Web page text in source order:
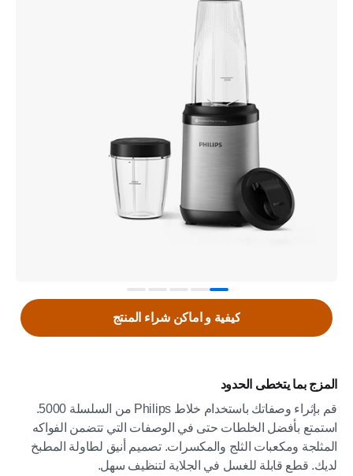
المزج بما يتخطى الحدود
قم بإثراء وصفاتك باستخدام خلاط Philips من السلسلة 5000.
استمتع بأفضل الخلطات حتى في الوصفات التي تتضمن الفواكه
المثلجة ومكعبات الثلج والمكسرات. تصميم أنيق لطاولة المطبخ
لديك. قطع قابلة للغسل في الجلاية لتنظيف سهل.
كيفية و اماكن شراء المنتج